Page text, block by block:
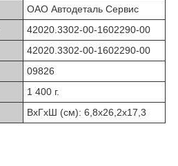
ОАО Автодеталь Сервис
42020.3302-00-1602290-00
42020.3302-00-1602290-00
09826
1 400 г.
ВхГхШ (см): 6,8х26,2х17,3